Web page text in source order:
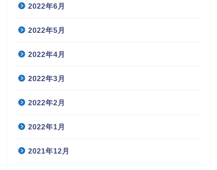
2022年6月
2022年5月
2022年4月
2022年3月
2022年2月
2022年1月
2021年12月